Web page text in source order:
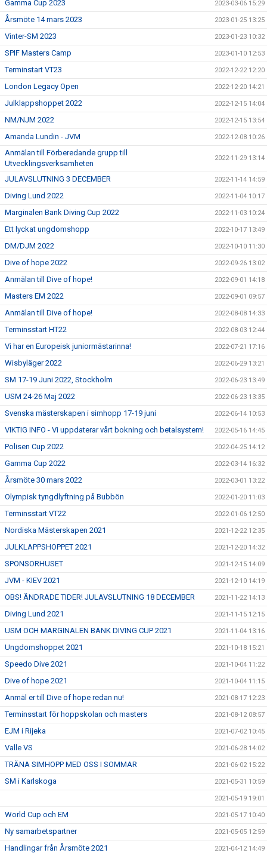
Gamma Cup 2023 2023-03-06 15:29
Årsmöte 14 mars 2023 2023-01-25 13:25
Vinter-SM 2023 2023-01-23 10:32
SPIF Masters Camp 2023-01-10 12:53
Terminstart VT23 2022-12-22 12:20
London Legacy Open 2022-12-20 14:21
Julklappshoppet 2022 2022-12-15 14:04
NM/NJM 2022 2022-12-15 13:54
Amanda Lundin - JVM 2022-12-08 10:26
Anmälan till Förberedande grupp till
Utvecklingsverksamheten
2022-11-29 13:14
JULAVSLUTNING 3 DECEMBER 2022-11-14 14:59
Diving Lund 2022 2022-11-04 10:17
Marginalen Bank Diving Cup 2022 2022-11-03 10:24
Ett lyckat ungdomshopp 2022-10-17 13:49
DM/DJM 2022 2022-10-10 11:30
Dive of hope 2022 2022-09-26 13:02
Anmälan till Dive of hope! 2022-09-01 14:18
Masters EM 2022 2022-09-01 09:57
Anmälan till Dive of hope! 2022-08-08 14:33
Terminsstart HT22 2022-08-03 12:44
Vi har en Europeisk juniormästarinna! 2022-07-21 17:16
Wisbyläger 2022 2022-06-29 13:21
SM 17-19 Juni 2022, Stockholm 2022-06-23 13:49
USM 24-26 Maj 2022 2022-06-23 13:35
Svenska mästerskapen i simhopp 17-19 juni 2022-06-14 10:53
VIKTIG INFO - Vi uppdaterar vårt bokning och betalsystem! 2022-05-16 14:45
Polisen Cup 2022 2022-04-25 14:12
Gamma Cup 2022 2022-03-14 16:32
Årsmöte 30 mars 2022 2022-03-01 13:22
Olympisk tyngdlyftning på Bubbön 2022-01-20 11:03
Terminsstart VT22 2022-01-06 12:50
Nordiska Mästerskapen 2021 2021-12-22 12:35
JULKLAPPSHOPPET 2021 2021-12-20 14:32
SPONSORHUSET 2021-12-15 14:09
JVM - KIEV 2021 2021-12-10 14:19
OBS! ÄNDRADE TIDER! JULAVSLUTNING 18 DECEMBER 2021-11-22 14:13
Diving Lund 2021 2021-11-15 12:15
USM OCH MARGINALEN BANK DIVING CUP 2021 2021-11-04 13:16
Ungdomshoppet 2021 2021-10-18 15:21
Speedo Dive 2021 2021-10-04 11:22
Dive of hope 2021 2021-10-04 11:15
Anmäl er till Dive of hope redan nu! 2021-08-17 12:23
Terminsstart för hoppskolan och masters 2021-08-12 08:57
EJM i Rijeka 2021-07-02 10:45
Valle VS 2021-06-28 14:02
TRÄNA SIMHOPP MED OSS I SOMMAR 2021-06-02 15:22
SM i Karlskoga 2021-05-31 10:59
2021-05-19 19:01
World Cup och EM 2021-05-17 10:40
Ny samarbetspartner 2021-05-05 12:59
Handlingar från Årsmöte 2021 2021-04-12 14:49